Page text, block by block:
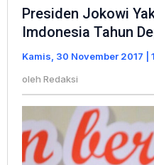
Presiden Jokowi
Imdonesia Tahun
Kamis, 30 November 2017 |
oleh Redaksi